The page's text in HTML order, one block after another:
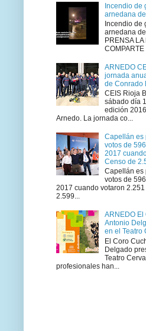
Incendio de
arnedana
Incendio de
arnedana
PRENSA
COMPARTE
ARNEDO
jornada
de Conrado
CEIS Rioja
sábado día
edición
Arnedo. La jornada co...
Capellán es
votos de
2017
Censo de
Capellán es
votos de
2017 cuando votaron
2.599...
ARNEDO El
Antonio
en el Teatro
El Coro
Delgado
Teatro
profesionales han...